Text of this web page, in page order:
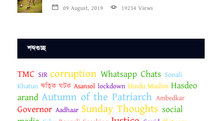
09 August, 2019 19234 Views
শব্দগুচ্ছ
TMC SIR corruption Whatsapp Chats Sonali
Khatun ঋত্বিক ঘটক Asansol lockdown Hindu Muslim Hasdeo
arand Autumn of the Patriarch Ambedkar
Governor Aadhaar Sunday Thoughts social